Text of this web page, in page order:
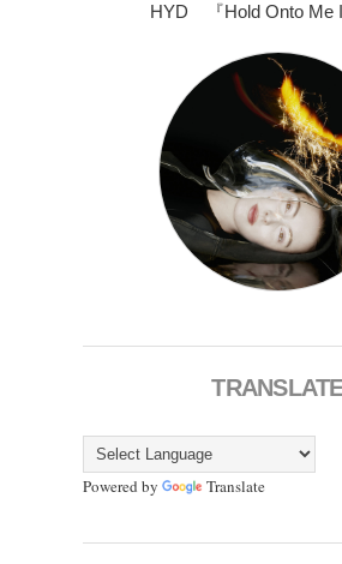
HYD 『Hold Onto Me
Powered by Translate